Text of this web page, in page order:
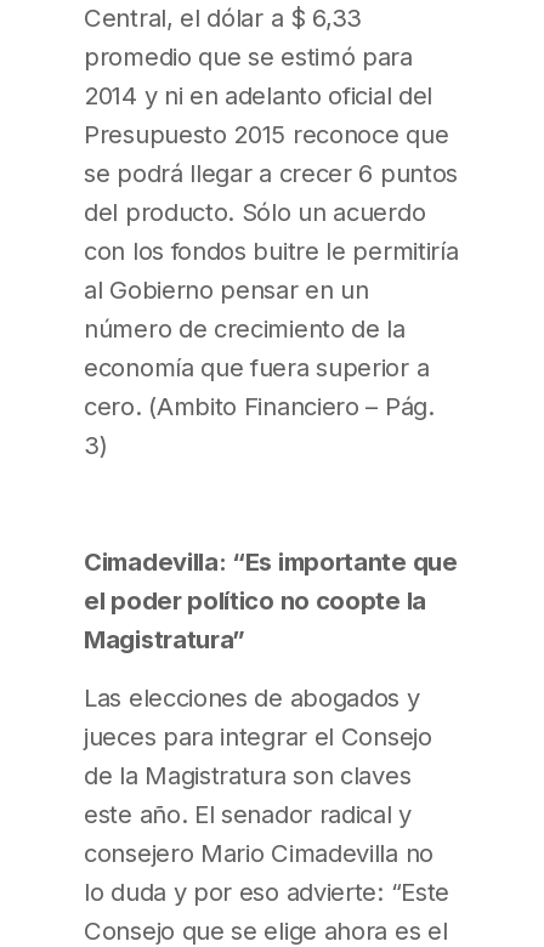
Central, el dólar a $ 6,33
promedio que se estimó para
2014 y ni en adelanto oficial del
Presupuesto 2015 reconoce que
se podrá llegar a crecer 6 puntos
del producto. Sólo un acuerdo
con los fondos buitre le permitiría
al Gobierno pensar en un
número de crecimiento de la
economía que fuera superior a
cero. (Ambito Financiero – Pág.
3)
Cimadevilla: “Es importante que
el poder político no coopte la
Magistratura”
Las elecciones de abogados y
jueces para integrar el Consejo
de la Magistratura son claves
este año. El senador radical y
consejero Mario Cimadevilla no
lo duda y por eso advierte: “Este
Consejo que se elige ahora es el